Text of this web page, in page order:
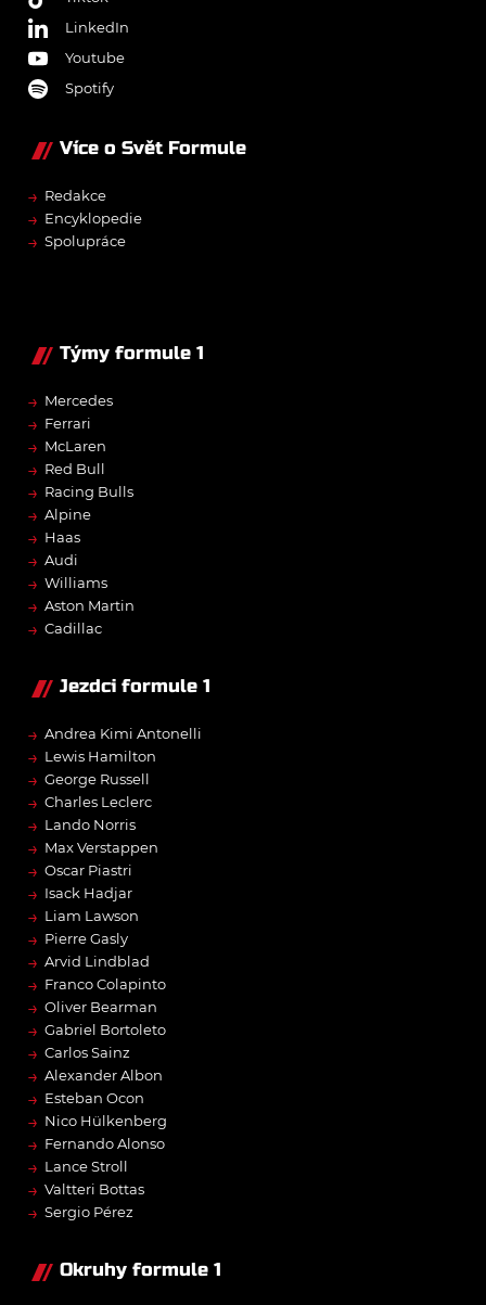
LinkedIn
Youtube
Spotify
Více o Svět Formule
→ Redakce
→ Encyklopedie
→ Spolupráce
Týmy formule 1
→ Mercedes
→ Ferrari
→ McLaren
→ Red Bull
→ Racing Bulls
→ Alpine
→ Haas
→ Audi
→ Williams
→ Aston Martin
→ Cadillac
Jezdci formule 1
→ Andrea Kimi Antonelli
→ Lewis Hamilton
→ George Russell
→ Charles Leclerc
→ Lando Norris
→ Max Verstappen
→ Oscar Piastri
→ Isack Hadjar
→ Liam Lawson
→ Pierre Gasly
→ Arvid Lindblad
→ Franco Colapinto
→ Oliver Bearman
→ Gabriel Bortoleto
→ Carlos Sainz
→ Alexander Albon
→ Esteban Ocon
→ Nico Hülkenberg
→ Fernando Alonso
→ Lance Stroll
→ Valtteri Bottas
→ Sergio Pérez
Okruhy formule 1